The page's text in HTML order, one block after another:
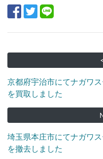
京都府宇治市にてナガワ
を買取しました
埼玉県本庄市にてナガワ
を撤去しました